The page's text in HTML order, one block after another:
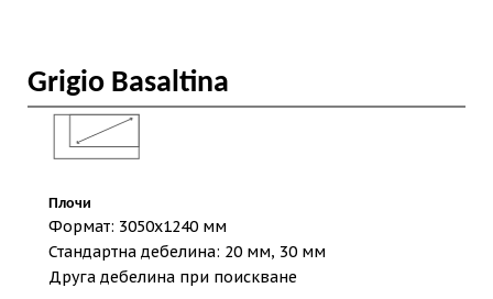
Grigio Basaltina
Плочи
Формат: 3050х1240 мм
Стандартна дебелина: 20 мм, 30 мм
Друга дебелина при поискване